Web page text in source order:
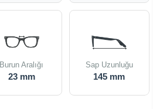
Burun Aralığı
23 mm
Sap Uzunluğu
145 mm